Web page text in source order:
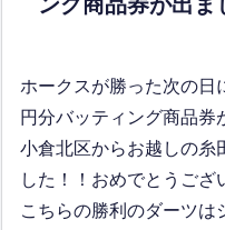
ホークスが勝った次の日
円分バッティング商品券
小倉北区からお越しの糸
した！！おめでとうござ
こちらの勝利のダーツは